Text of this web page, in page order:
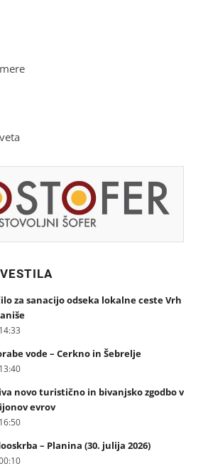
za sanacijo odseka lokalne ceste Vrh
vode – Cerkno in Šebrelje
novo turistično in bivanjsko zgodbo v
evrov
– Planina (30. julija 2026)